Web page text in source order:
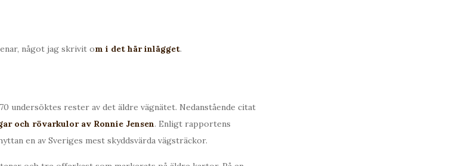
något jag skrivit om i det här inlägget.
undersöktes rester av det äldre vägnätet. Nedanstående citat
och rövarkulor av Ronnie Jensen. Enligt rapportens
en av Sveriges mest skyddsvärda vägsträckor.